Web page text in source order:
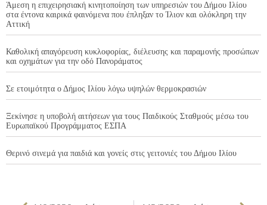
Άμεση η επιχειρησιακή κινητοποίηση των υπηρεσιών του Δήμου Ιλίου
στα έντονα καιρικά φαινόμενα που έπληξαν το Ίλιον και ολόκληρη την
Αττική
Καθολική απαγόρευση κυκλοφορίας, διέλευσης και παραμονής προσώπων
και οχημάτων για την οδό Πανοράματος
Σε ετοιμότητα ο Δήμος Ιλίου λόγω υψηλών θερμοκρασιών
Ξεκίνησε η υποβολή αιτήσεων για τους Παιδικούς Σταθμούς μέσω του
Ευρωπαϊκού Προγράμματος ΕΣΠΑ
Θερινό σινεμά για παιδιά και γονείς στις γειτονιές του Δήμου Ιλίου